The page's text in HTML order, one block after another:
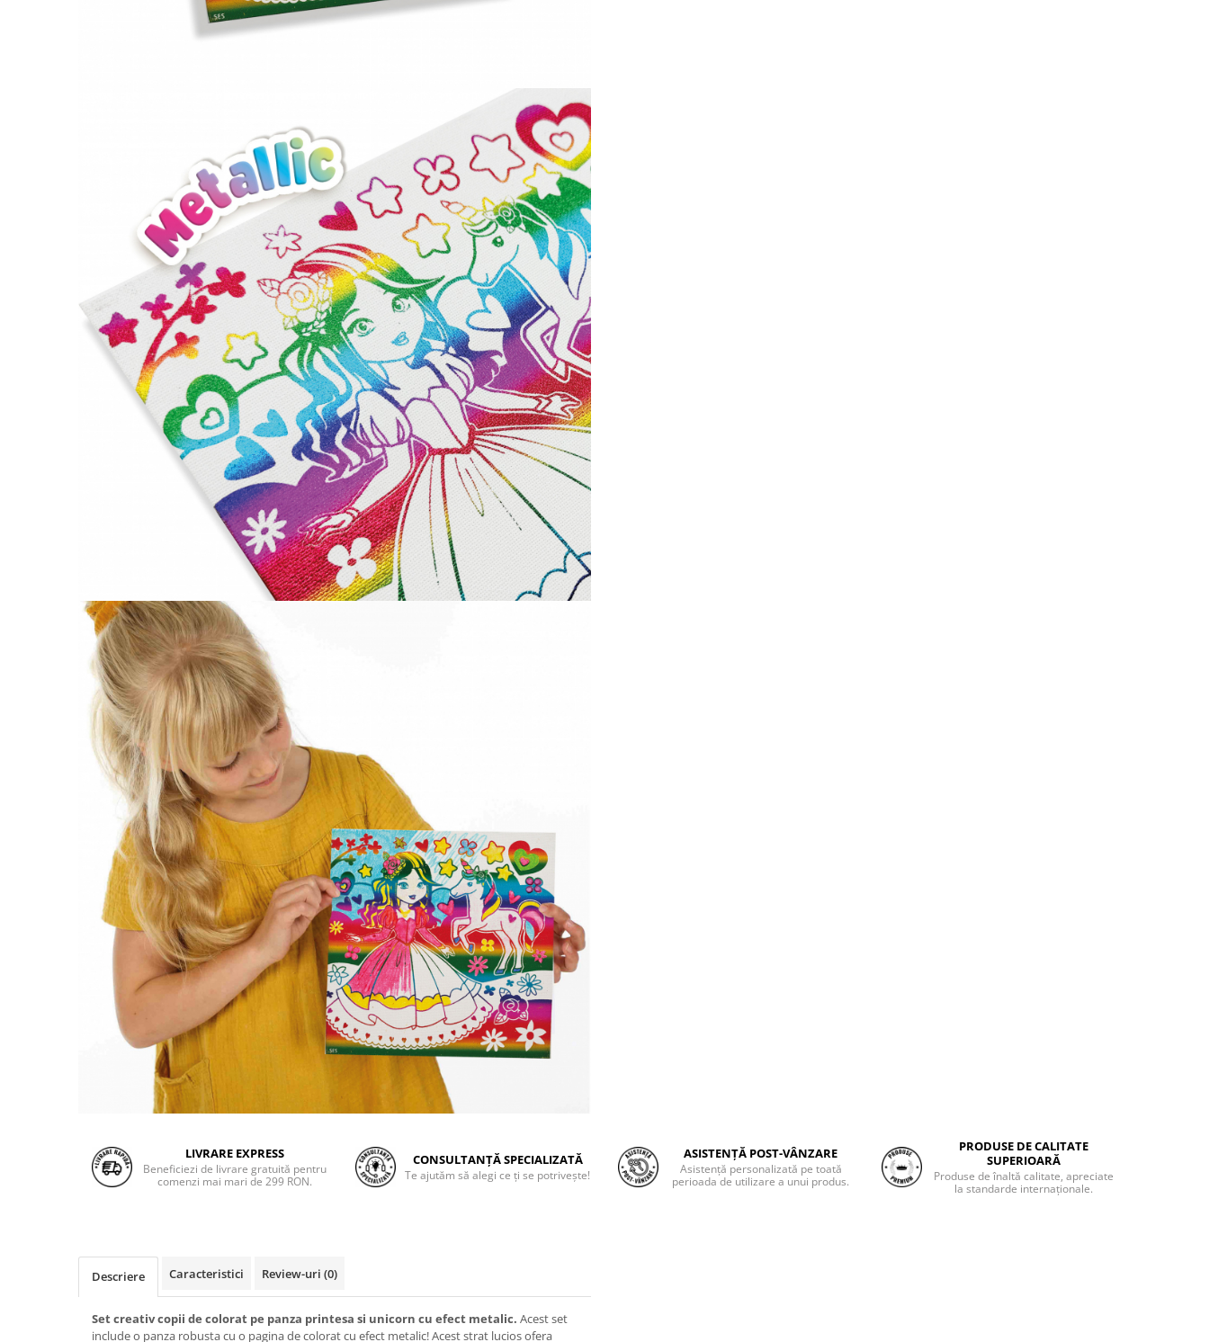
LIVRARE EXPRESS
Beneficiezi de livrare gratuită pentru
comenzi mai mari de 299 RON.
CONSULTANȚĂ SPECIALIZATĂ
Te ajutăm să alegi ce ți se potrivește!
ASISTENȚĂ POST-VÂNZARE
Asistență personalizată pe toată
perioada de utilizare a unui produs.
PRODUSE DE CALITATE
SUPERIOARĂ
Produse de înaltă calitate, apreciate
la standarde internaționale.
Descriere Caracteristici Review-uri (0)
Set creativ copii de colorat pe panza printesa si unicorn cu efect metalic. Acest set
include o panza robusta cu o pagina de colorat cu efect metalic! Acest strat lucios ofera